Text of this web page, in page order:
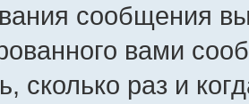
сообщения
вами
сколько раз и